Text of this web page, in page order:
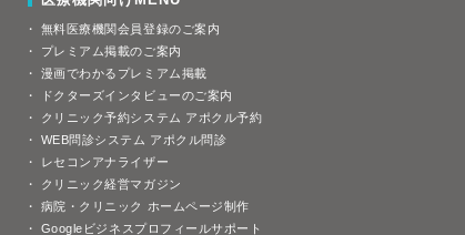
無料医療機関会員登録のご案内
プレミアム掲載のご案内
漫画でわかるプレミアム掲載
ドクターズインタビューのご案内
クリニック予約システム アポクル予約
WEB問診システム アポクル問診
レセコンアナライザー
クリニック経営マガジン
病院・クリニック ホームページ制作
Googleビジネスプロフィールサポート